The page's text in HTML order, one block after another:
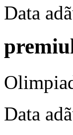
Data
Data